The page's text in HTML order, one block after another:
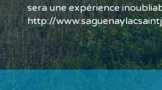
sera une expérience
http://